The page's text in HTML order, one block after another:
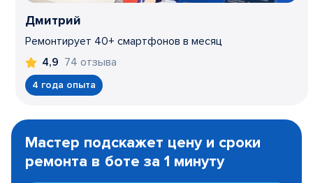
Дмитрий
Ремонтирует 40+ смартфонов в месяц
4,9 74 отзыва
4 года опыта
1
Мастер подскажет цену и сроки
ремонта в боте за 1 минуту